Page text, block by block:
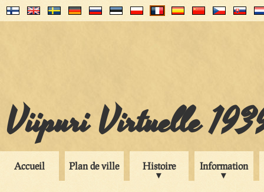
Viipuri Virtuelle
Accueil Plan de ville Histoire Information